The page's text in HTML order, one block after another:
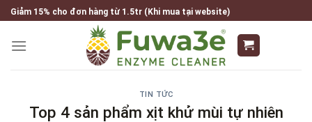
Skip
to
content
Giảm 15% cho đơn hàng từ 1.5tr (Khi mua tại website)
TIN TỨC
Top 4 sản phẩm xịt khử mùi tự nhiên